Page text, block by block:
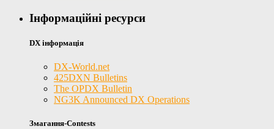
Інформаційні ресурси
DX інформація
DX-World.net
425DXN Bulletins
The OPDX Bulletin
NG3K Announced DX Operations
Змагання-Contests